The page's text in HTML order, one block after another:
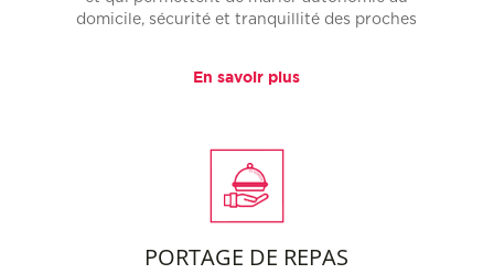
domicile, sécurité et tranquillité des proches
En savoir plus
PORTAGE DE REPAS